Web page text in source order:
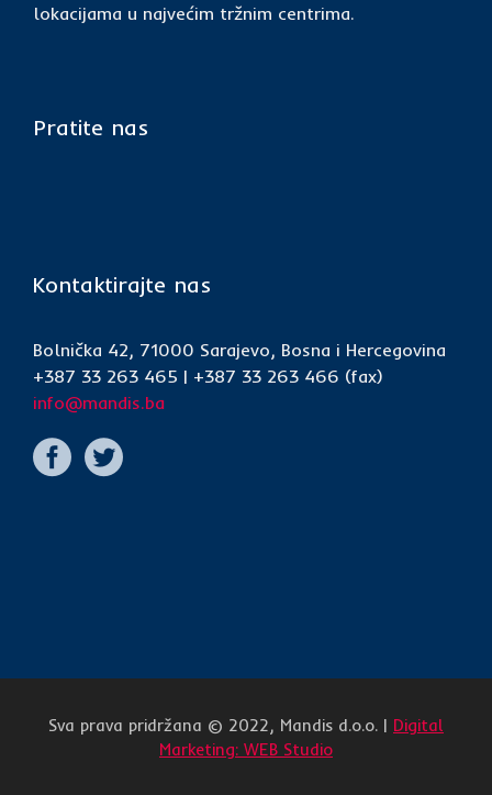
lokacijama u najvećim tržnim centrima.
Pratite nas
Kontaktirajte nas
Bolnička 42, 71000 Sarajevo, Bosna i Hercegovina
+387 33 263 465 | +387 33 263 466 (fax)
info@mandis.ba
Sva prava pridržana © 2022, Mandis d.o.o. | Digital
Marketing: WEB Studio